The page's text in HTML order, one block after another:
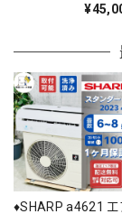
♦️SHARP a4621 エ